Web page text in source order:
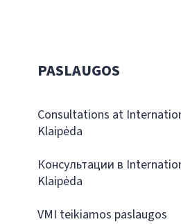
PASLAUGOS
Consultations at
Klaipėda
Консультации в
Klaipėda
VMI teikiamos paslaugos